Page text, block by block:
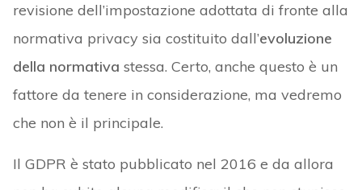
revisione dell’impostazione adottata di fronte alla
normativa privacy sia costituito dall’evoluzione
della normativa stessa. Certo, anche questo è un
fattore da tenere in considerazione, ma vedremo
che non è il principale.
Il GDPR è stato pubblicato nel 2016 e da allora